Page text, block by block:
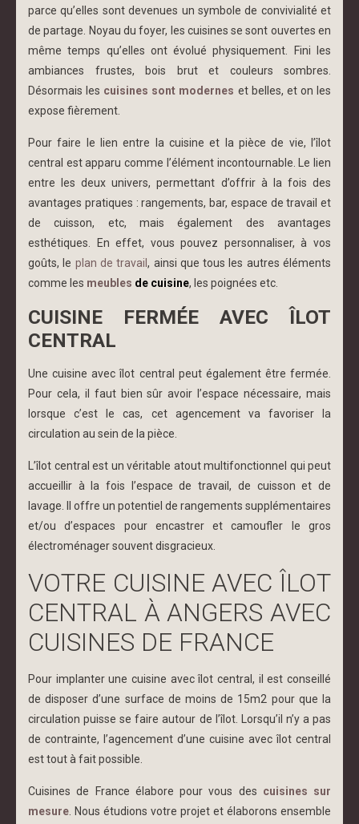
parce qu’elles sont devenues un symbole de convivialité et
de partage. Noyau du foyer, les cuisines se sont ouvertes en
même temps qu’elles ont évolué physiquement. Fini les
ambiances frustes, bois brut et couleurs sombres.
Désormais les cuisines sont modernes et belles, et on les
expose fièrement.
Pour faire le lien entre la cuisine et la pièce de vie, l’îlot
central est apparu comme l’élément incontournable. Le lien
entre les deux univers, permettant d’offrir à la fois des
avantages pratiques : rangements, bar, espace de travail et
de cuisson, etc, mais également des avantages
esthétiques. En effet, vous pouvez personnaliser, à vos
goûts, le plan de travail, ainsi que tous les autres éléments
comme les meubles de cuisine, les poignées etc.
CUISINE FERMÉE AVEC ÎLOT
CENTRAL
Une cuisine avec îlot central peut également être fermée.
Pour cela, il faut bien sûr avoir l’espace nécessaire, mais
lorsque c’est le cas, cet agencement va favoriser la
circulation au sein de la pièce.
L’îlot central est un véritable atout multifonctionnel qui peut
accueillir à la fois l’espace de travail, de cuisson et de
lavage. Il offre un potentiel de rangements supplémentaires
et/ou d’espaces pour encastrer et camoufler le gros
électroménager souvent disgracieux.
VOTRE CUISINE AVEC ÎLOT
CENTRAL À ANGERS AVEC
CUISINES DE FRANCE
Pour implanter une cuisine avec îlot central, il est conseillé
de disposer d’une surface de moins de 15m2 pour que la
circulation puisse se faire autour de l’îlot. Lorsqu’il n’y a pas
de contrainte, l’agencement d’une cuisine avec îlot central
est tout à fait possible.
Cuisines de France élabore pour vous des cuisines sur
mesure. Nous étudions votre projet et élaborons ensemble